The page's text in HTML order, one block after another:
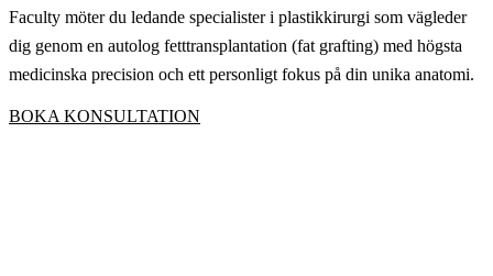
Faculty möter du ledande specialister i plastikkirurgi som vägleder
dig genom en autolog fetttransplantation (fat grafting) med högsta
medicinska precision och ett personligt fokus på din unika anatomi.
BOKA KONSULTATION